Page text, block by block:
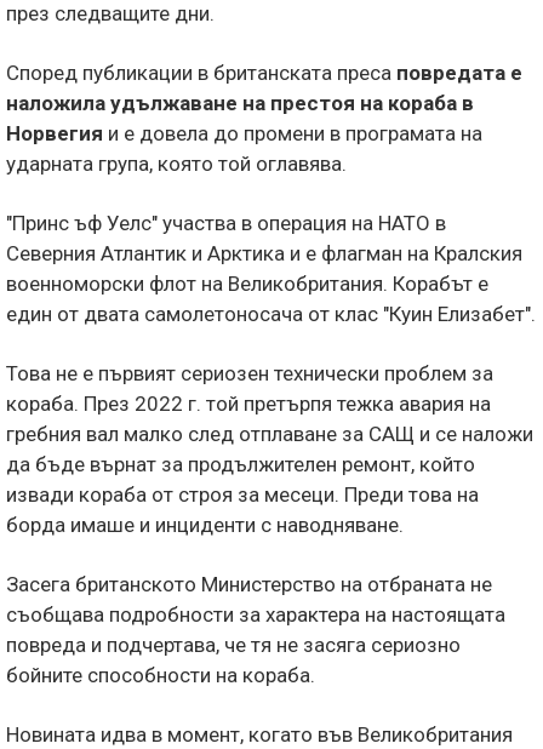
през следващите дни.
Според публикации в британската преса повредата е
наложила удължаване на престоя на кораба в
Норвегия и е довела до промени в програмата на
ударната група, която той оглавява.
"Принс ъф Уелс" участва в операция на НАТО в
Северния Атлантик и Арктика и е флагман на Кралския
военноморски флот на Великобритания. Корабът е
един от двата самолетоносача от клас "Куин Елизабет".
Това не е първият сериозен технически проблем за
кораба. През 2022 г. той претърпя тежка авария на
гребния вал малко след отплаване за САЩ и се наложи
да бъде върнат за продължителен ремонт, който
извади кораба от строя за месеци. Преди това на
борда имаше и инциденти с наводняване.
Засега британското Министерство на отбраната не
съобщава подробности за характера на настоящата
повреда и подчертава, че тя не засяга сериозно
бойните способности на кораба.
Новината идва в момент, когато във Великобритания